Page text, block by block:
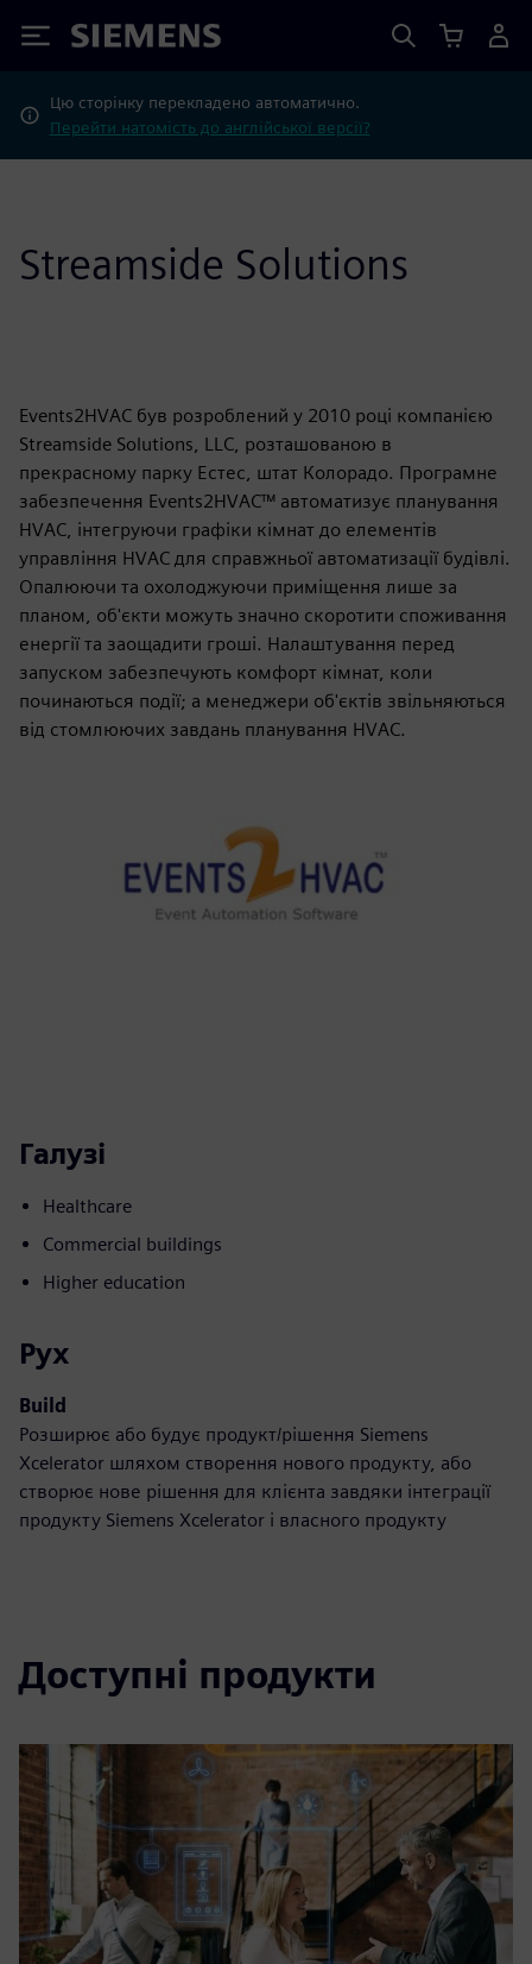
Siemens
Цю сторінку перекладено автоматично.
Перейти натомість до англійської версії?
Streamside Solutions
Events2HVAC був розроблений у 2010 році компанією
Streamside Solutions, LLC, розташованою в
прекрасному парку Естес, штат Колорадо. Програмне
забезпечення Events2HVAC™ автоматизує планування
HVAC, інтегруючи графіки кімнат до елементів
управління HVAC для справжньої автоматизації будівлі.
Опалюючи та охолоджуючи приміщення лише за
планом, об'єкти можуть значно скоротити споживання
енергії та заощадити гроші. Налаштування перед
запуском забезпечують комфорт кімнат, коли
починаються події; а менеджери об'єктів звільняються
від стомлюючих завдань планування HVAC.
Галузі
Healthcare
Commercial buildings
Higher education
Рух
Build
Розширює або будує продукт/рішення Siemens
Xcelerator шляхом створення нового продукту, або
створює нове рішення для клієнта завдяки інтеграції
продукту Siemens Xcelerator і власного продукту
Доступні продукти